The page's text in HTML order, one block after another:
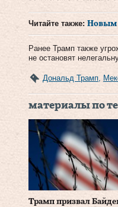
Читайте также: Новым
Ранее Трамп также
не остановят
Дональд Трамп
материалы по
Трамп призвал